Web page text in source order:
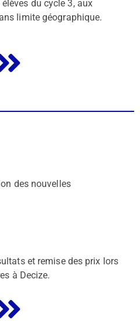
du cycle 3, aux
limite géographique.
des nouvelles
et remise des prix lors
à Decize.